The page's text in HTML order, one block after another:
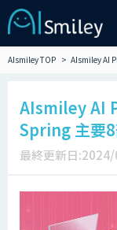
AIsmiley TOP AIsmiley AI
AIsmiley AI
Spring 主要8
最終更新日